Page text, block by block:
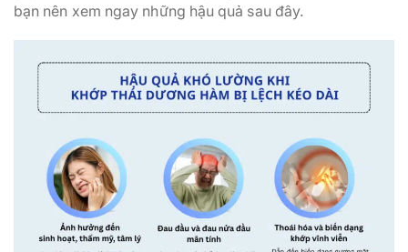
bạn nên xem ngay những hậu quả sau đây.